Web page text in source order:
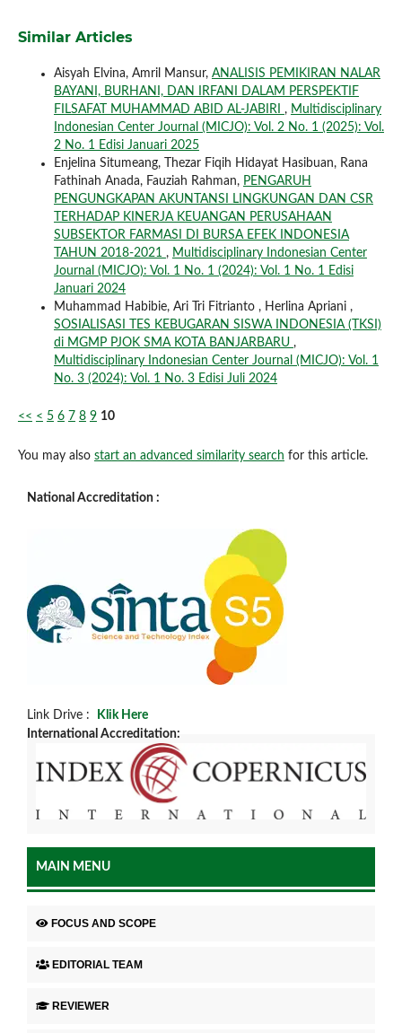
Similar Articles
Aisyah Elvina, Amril Mansur, ANALISIS PEMIKIRAN NALAR
BAYANI, BURHANI, DAN IRFANI DALAM PERSPEKTIF
FILSAFAT MUHAMMAD ABID AL-JABIRI , Multidisciplinary
Indonesian Center Journal (MICJO): Vol. 2 No. 1 (2025): Vol.
2 No. 1 Edisi Januari 2025
Enjelina Situmeang, Thezar Fiqih Hidayat Hasibuan, Rana
Fathinah Anada, Fauziah Rahman, PENGARUH
PENGUNGKAPAN AKUNTANSI LINGKUNGAN DAN CSR
TERHADAP KINERJA KEUANGAN PERUSAHAAN
SUBSEKTOR FARMASI DI BURSA EFEK INDONESIA
TAHUN 2018-2021 , Multidisciplinary Indonesian Center
Journal (MICJO): Vol. 1 No. 1 (2024): Vol. 1 No. 1 Edisi
Januari 2024
Muhammad Habibie, Ari Tri Fitrianto , Herlina Apriani ,
SOSIALISASI TES KEBUGARAN SISWA INDONESIA (TKSI)
di MGMP PJOK SMA KOTA BANJARBARU ,
Multidisciplinary Indonesian Center Journal (MICJO): Vol. 1
No. 3 (2024): Vol. 1 No. 3 Edisi Juli 2024
<< < 5 6 7 8 9 10
You may also start an advanced similarity search for this article.
National Accreditation :
Link Drive :
Klik Here
International Accreditation:
MAIN MENU
FOCUS AND SCOPE
EDITORIAL TEAM
REVIEWER